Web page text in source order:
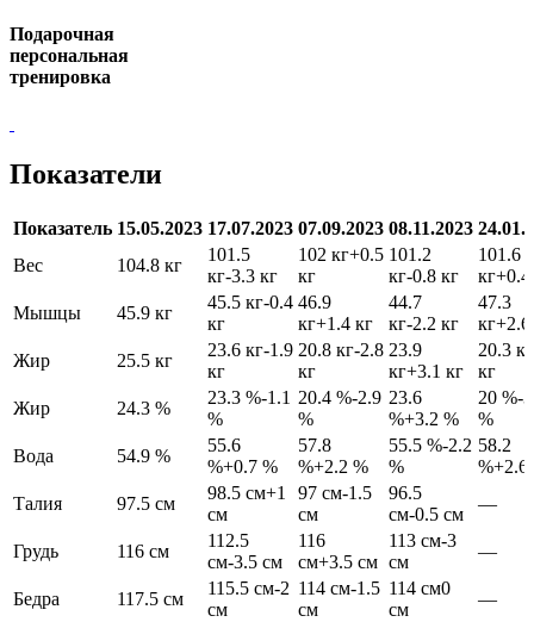
Подарочная
персональная
тренировка
Показатели
Показатель 15.05.2023 17.07.2023 07.09.2023 08.11.2023
Вес
104.8 кг
101.5
кг-3.3 кг
102 кг+0.5
кг
101.2
кг-0.8 кг
101.6
кг+0.4
Мышцы
45.9 кг
45.5 кг-0.4
кг
46.9
кг+1.4 кг
44.7
кг-2.2 кг
47.3
кг+2.6
Жир
25.5 кг
23.6 кг-1.9
кг
20.8 кг-2.8
кг
23.9
кг+3.1 кг
20.3 кг
кг
Жир
24.3 %
23.3 %-1.1
%
20.4 %-2.9
%
23.6
%+3.2 %
20 %-
%
Вода
54.9 %
55.6
%+0.7 %
57.8
%+2.2 %
55.5 %-2.2
%
58.2
%+2.6
Талия
97.5 см
98.5 см+1
см
97 см-1.5
см
96.5
см-0.5 см
—
Грудь 116 см
112.5
см-3.5 см
116
см+3.5 см
113 см-3
см
—
Бедра 117.5 см
115.5 см-2
см
114 см-1.5
см
114 см0
см
—